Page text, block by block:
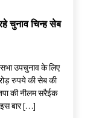
चुनाव चिन्ह सेब
उपचुनाव के लिए
रुपये की सेब की
की नीलम सरैईक
इस बार […]